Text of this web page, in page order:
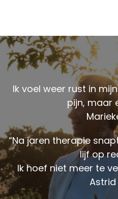
Ik voel weer rust in
pijn, maar
“Na jaren therapie
lijf op
Ik hoef niet meer te